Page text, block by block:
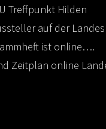
Treffpunkt Hilden
auf der
ist online….
Zeitplan online